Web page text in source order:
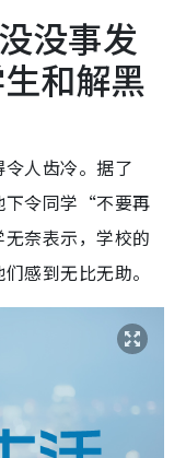
没事发
和解黑
人齿冷。据了
下令同学“不要再
奈表示，学校的
感到无比无助。